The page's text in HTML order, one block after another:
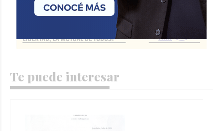
Te puede interesar